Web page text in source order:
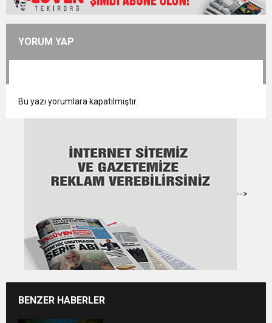
YORUM YAP
Bu yazı yorumlara kapatılmıştır.
-->
BENZER HABERLER